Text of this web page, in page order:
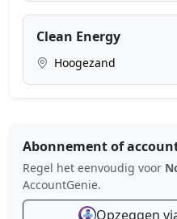
Clean Energy
Hoogezand
Abonnement of
Regel het eenvoudig voor
AccountGenie.
Opzeggen